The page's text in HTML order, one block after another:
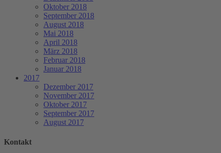
Oktober 2018
September 2018
August 2018
Mai 2018
April 2018
März 2018
Februar 2018
Januar 2018
2017
Dezember 2017
November 2017
Oktober 2017
September 2017
August 2017
Kontakt